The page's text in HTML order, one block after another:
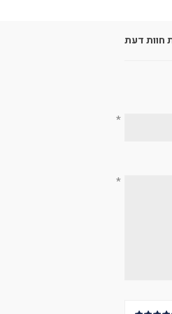
חוות דעת
*
*